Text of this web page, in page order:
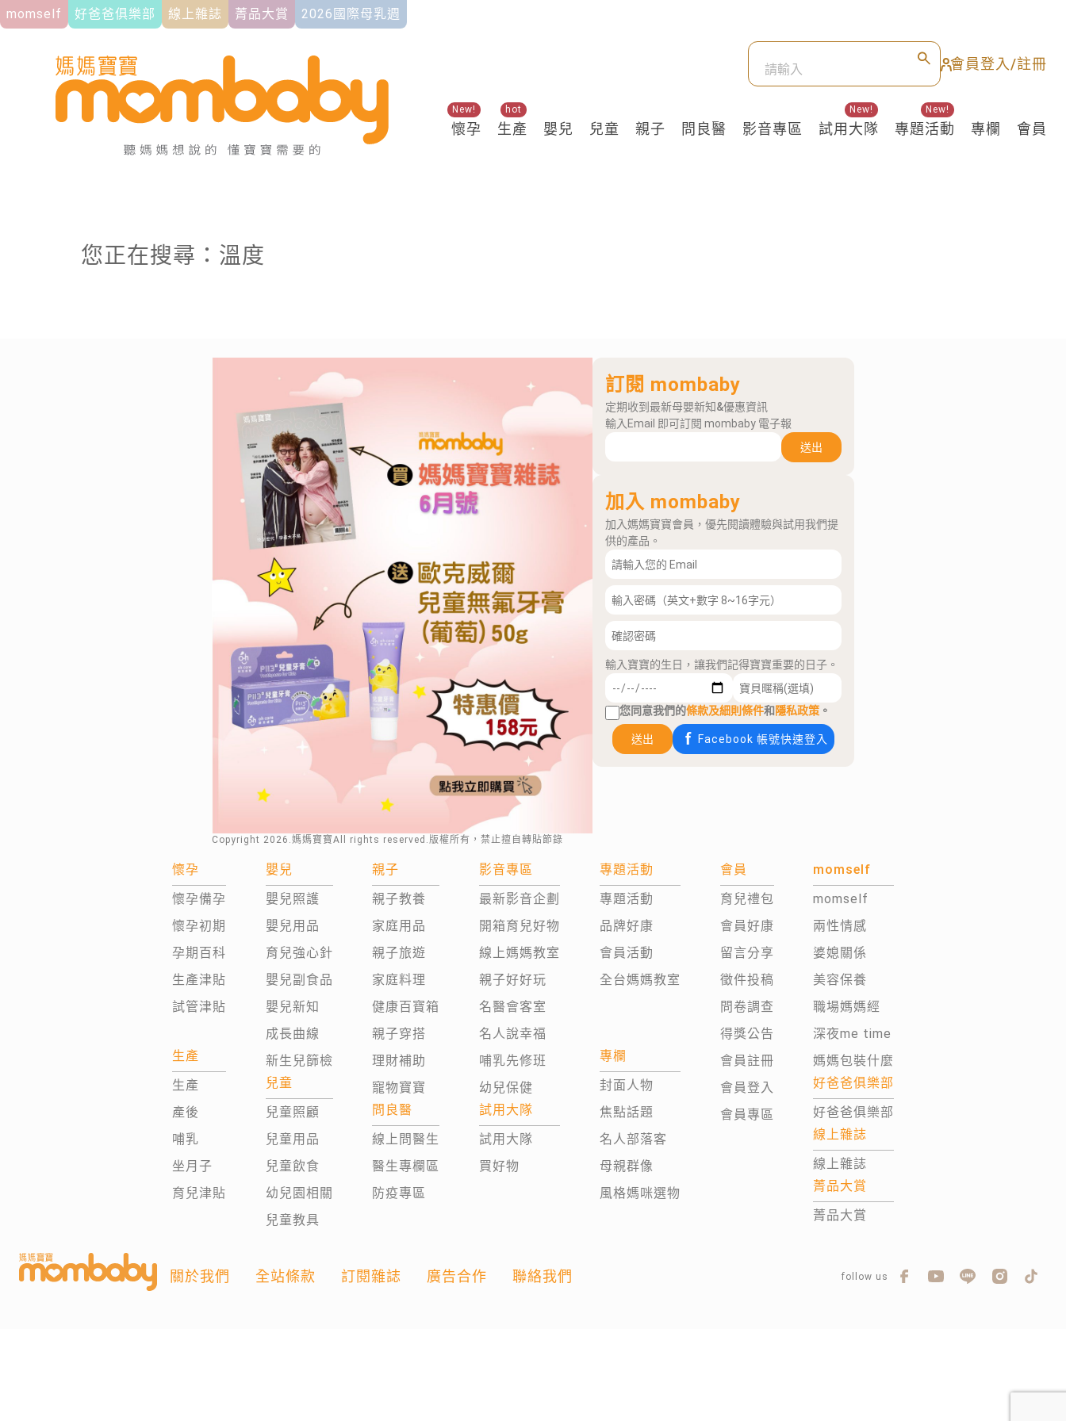
momself 好爸爸俱樂部 線上雜誌 菁品大賞 2026國際母乳週
會員登入/註冊
懷孕
New!
生產
hot
嬰兒 兒童 親子 問良醫 影音專區 試用大隊
New!
專題活動
New!
專欄 會員
關鍵熱搜
您正在搜尋：溫度
Copyright 2026 .媽媽寶寶All rights reserved.版權所有，禁止擅自轉貼節錄
訂閱 mombaby
定期收到最新母嬰新知&優惠資訊
輸入Email 即可訂閱 mombaby 電子報
送出
加入 mombaby
加入媽媽寶寶會員，優先閱讀體驗與試用我們提
供的產品。
輸入寶寶的生日，讓我們記得寶寶重要的日子。
您同意我們的條款及細則條件和隱私政策 。
送出 Facebook 帳號快速登入
懷孕
懷孕備孕
懷孕初期
孕期百科
生產津貼
試管津貼
生產
生產
產後
哺乳
坐月子
育兒津貼
嬰兒
嬰兒照護
嬰兒用品
育兒強心針
嬰兒副食品
嬰兒新知
成長曲線
新生兒篩檢
兒童
兒童照顧
兒童用品
兒童飲食
幼兒園相關
兒童教具
親子
親子教養
家庭用品
親子旅遊
家庭料理
健康百寶箱
親子穿搭
理財補助
寵物寶寶
問良醫
線上問醫生
醫生專欄區
防疫專區
影音專區
最新影音企劃
開箱育兒好物
線上媽媽教室
親子好好玩
名醫會客室
名人說幸福
哺乳先修班
幼兒保健
試用大隊
試用大隊
買好物
專題活動
專題活動
品牌好康
會員活動
全台媽媽教室
專欄
封面人物
焦點話題
名人部落客
母親群像
風格媽咪選物
會員
育兒禮包
會員好康
留言分享
徵件投稿
問卷調查
得獎公告
會員註冊
會員登入
會員專區
momself
momself
兩性情感
婆媳關係
美容保養
職場媽媽經
深夜me time
媽媽包裝什麼
好爸爸俱樂部
好爸爸俱樂部
線上雜誌
線上雜誌
菁品大賞
菁品大賞
關於我們 全站條款 訂閱雜誌 廣告合作 聯絡我們 follow us